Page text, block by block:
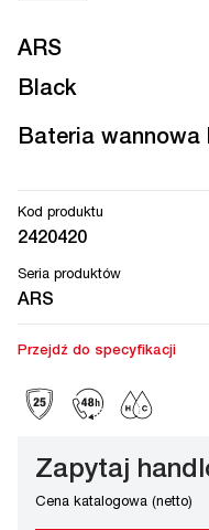
ARS
Black
Bateria wannowa
Kod produktu
2420420
Seria produktów
ARS
Przejdź do specyfikacji
Zapytaj
Cena katalogowa (netto)